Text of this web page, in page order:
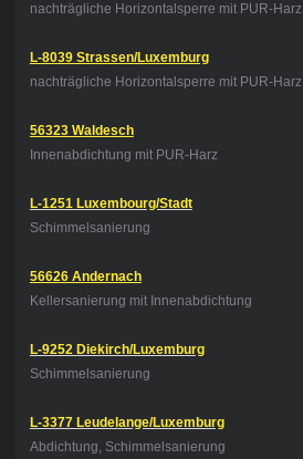
nachträgliche Horizontalsperre mit PUR-Harz
L-8039 Strassen/Luxemburg
nachträgliche Horizontalsperre mit PUR-Harz
56323 Waldesch
Innenabdichtung mit PUR-Harz
L-1251 Luxembourg/Stadt
Schimmelsanierung
56626 Andernach
Kellersanierung mit Innenabdichtung
L-9252 Diekirch/Luxemburg
Schimmelsanierung
L-3377 Leudelange/Luxemburg
Abdichtung, Schimmelsanierung